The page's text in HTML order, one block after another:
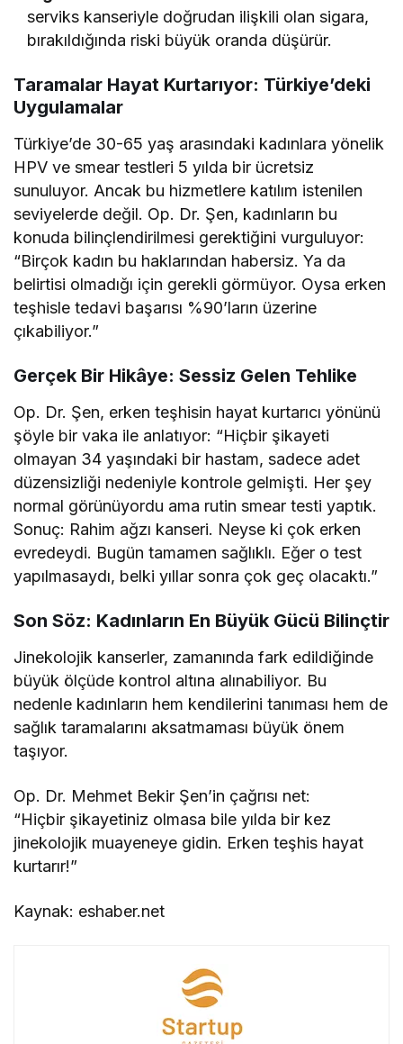
serviks kanseriyle doğrudan ilişkili olan sigara,
bırakıldığında riski büyük oranda düşürür.
Taramalar Hayat Kurtarıyor: Türkiye’deki
Uygulamalar
Türkiye’de 30-65 yaş arasındaki kadınlara yönelik
HPV ve smear testleri 5 yılda bir ücretsiz
sunuluyor. Ancak bu hizmetlere katılım istenilen
seviyelerde değil. Op. Dr. Şen, kadınların bu
konuda bilinçlendirilmesi gerektiğini vurguluyor:
“Birçok kadın bu haklarından habersiz. Ya da
belirtisi olmadığı için gerekli görmüyor. Oysa erken
teşhisle tedavi başarısı %90’ların üzerine
çıkabiliyor.”
Gerçek Bir Hikâye: Sessiz Gelen Tehlike
Op. Dr. Şen, erken teşhisin hayat kurtarıcı yönünü
şöyle bir vaka ile anlatıyor: “Hiçbir şikayeti
olmayan 34 yaşındaki bir hastam, sadece adet
düzensizliği nedeniyle kontrole gelmişti. Her şey
normal görünüyordu ama rutin smear testi yaptık.
Sonuç: Rahim ağzı kanseri. Neyse ki çok erken
evredeydi. Bugün tamamen sağlıklı. Eğer o test
yapılmasaydı, belki yıllar sonra çok geç olacaktı.”
Son Söz: Kadınların En Büyük Gücü Bilinçtir
Jinekolojik kanserler, zamanında fark edildiğinde
büyük ölçüde kontrol altına alınabiliyor. Bu
nedenle kadınların hem kendilerini tanıması hem de
sağlık taramalarını aksatmaması büyük önem
taşıyor.
Op. Dr. Mehmet Bekir Şen’in çağrısı net:
“Hiçbir şikayetiniz olmasa bile yılda bir kez
jinekolojik muayeneye gidin. Erken teşhis hayat
kurtarır!”
Kaynak: eshaber.net